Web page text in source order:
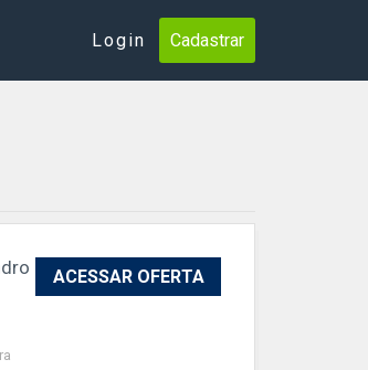
Login Cadastrar
ACESSAR OFERTA